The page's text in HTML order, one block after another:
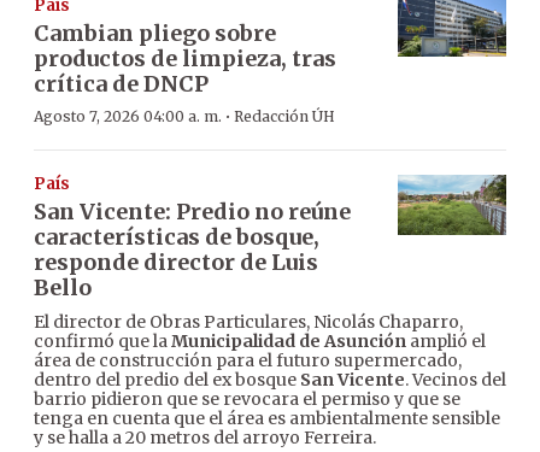
País
Cambian pliego sobre
productos de limpieza, tras
crítica de DNCP
Agosto 7, 2026 04:00 a. m. · Redacción ÚH
País
San Vicente: Predio no reúne
características de bosque,
responde director de Luis
Bello
El director de Obras Particulares, Nicolás Chaparro,
confirmó que laMunicipalidad de Asunción amplió el
área de construcción para el futuro supermercado,
dentro del predio del ex bosque San Vicente. Vecinos del
barrio pidieron que se revocara el permiso y que se
tenga en cuenta que el área es ambientalmente sensible
y se halla a 20 metros del arroyo Ferreira.